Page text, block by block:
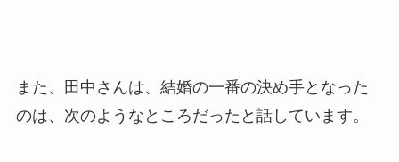
また、田中さんは、結婚の一番の決め手となった
のは、次のようなところだったと話しています。